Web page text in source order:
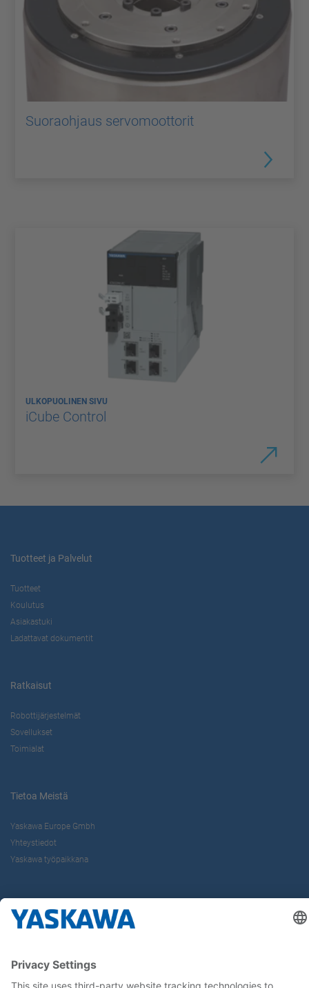
Suoraohjaus servomoottorit
ULKOPUOLINEN SIVU
iCube Control
Tuotteet ja Palvelut
Tuotteet
Koulutus
Asiakastuki
Ladattavat dokumentit
Ratkaisut
Robottijärjestelmät
Sovellukset
Toimialat
Tietoa Meistä
Yaskawa Europe Gmbh
Yhteystiedot
Yaskawa työpaikkana